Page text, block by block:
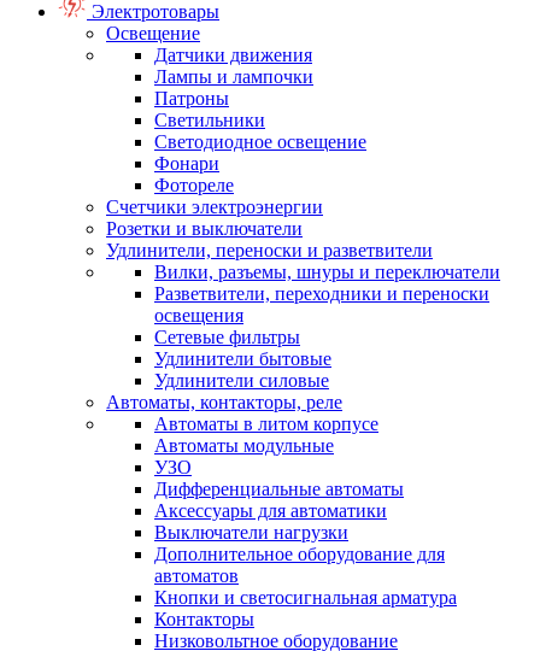
Электротовары
Освещение
Датчики движения
Лампы и лампочки
Патроны
Светильники
Светодиодное освещение
Фонари
Фотореле
Счетчики электроэнергии
Розетки и выключатели
Удлинители, переноски и разветвители
Вилки, разъемы, шнуры и переключатели
Разветвители, переходники и переноски
освещения
Сетевые фильтры
Удлинители бытовые
Удлинители силовые
Автоматы, контакторы, реле
Автоматы в литом корпусе
Автоматы модульные
УЗО
Дифференциальные автоматы
Аксессуары для автоматики
Выключатели нагрузки
Дополнительное оборудование для
автоматов
Кнопки и светосигнальная арматура
Контакторы
Низковольтное оборудование